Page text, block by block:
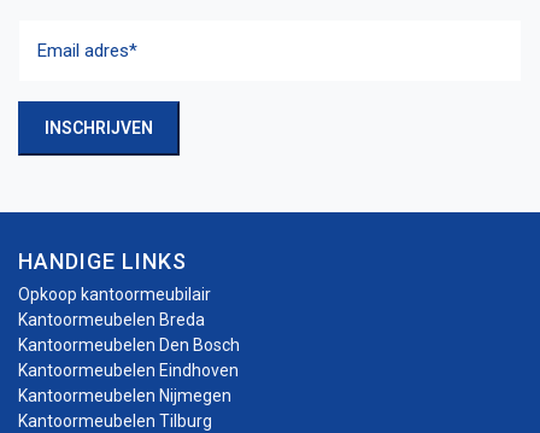
adres(Vereist)
INSCHRIJVEN
HANDIGE LINKS
Opkoop kantoormeubilair
Kantoormeubelen Breda
Kantoormeubelen Den Bosch
Kantoormeubelen Eindhoven
Kantoormeubelen Nijmegen
Kantoormeubelen Tilburg